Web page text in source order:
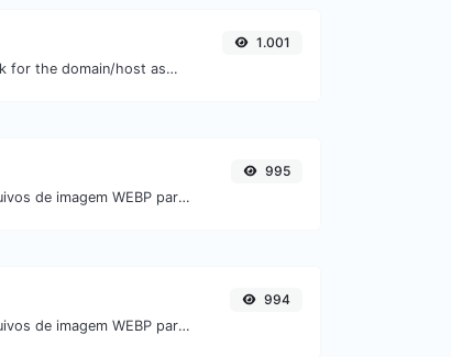
Take an IP and try to look for the domain/host associated with it.
1.001
Converta facilmente arquivos de imagem WEBP para BMP.
995
Converta facilmente arquivos de imagem WEBP para ICO.
994